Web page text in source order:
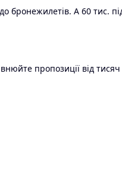
А 60 тис.
пропозиції від тисяч